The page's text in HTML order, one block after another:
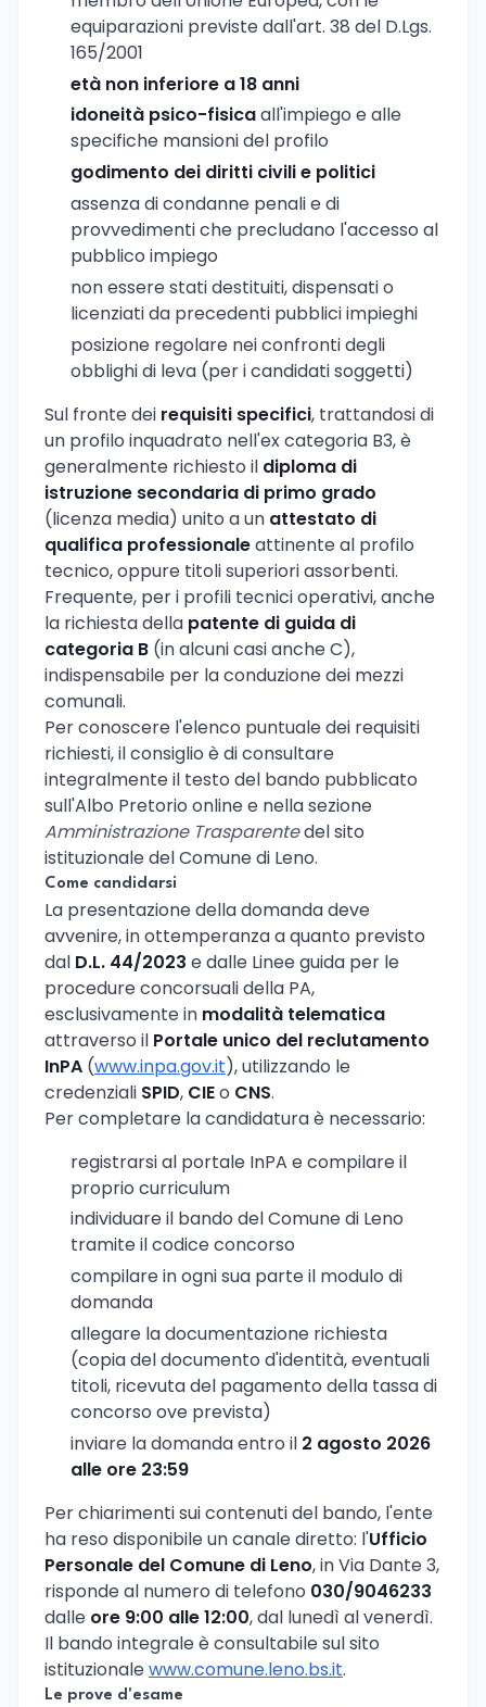
equiparazioni previste dall'art. 38 del D.Lgs.
165/2001
età non inferiore a 18 anni
idoneità psico-fisicaall'impiego e alle
specifiche mansioni del profilo
godimento dei diritti civili e politici
assenza di condanne penali e di
provvedimenti che precludano l'accesso al
pubblico impiego
non essere stati destituiti, dispensati o
licenziati da precedenti pubblici impieghi
posizione regolare nei confronti degli
obblighi di leva (per i candidati soggetti)
Sul fronte dei requisiti specifici, trattandosi di
un profilo inquadrato nell'ex categoria B3, è
generalmente richiesto il diploma di
istruzione secondaria di primo grado
(licenza media) unito a un attestato di
qualifica professionaleattinente al profilo
tecnico, oppure titoli superiori assorbenti.
Frequente, per i profili tecnici operativi, anche
la richiesta della patente di guida di
categoria B (in alcuni casi anche C),
indispensabile per la conduzione dei mezzi
comunali.
Per conoscere l'elenco puntuale dei requisiti
richiesti, il consiglio è di consultare
integralmente il testo del bando pubblicato
sull'Albo Pretorio online e nella sezione
Amministrazione Trasparentedel sito
istituzionale del Comune di Leno.
Come candidarsi
La presentazione della domanda deve
avvenire, in ottemperanza a quanto previsto
dal D.L. 44/2023 e dalle Linee guida per le
procedure concorsuali della PA,
esclusivamente in modalità telematica
attraverso il Portale unico del reclutamento
InPA (www.inpa.gov.it), utilizzando le
credenziali SPID, CIEo CNS.
Per completare la candidatura è necessario:
registrarsi al portale InPA e compilare il
proprio curriculum
individuare il bando del Comune di Leno
tramite il codice concorso
compilare in ogni sua parte il modulo di
domanda
allegare la documentazione richiesta
(copia del documento d'identità, eventuali
titoli, ricevuta del pagamento della tassa di
concorso ove prevista)
inviare la domanda entro il 2 agosto 2026
alle ore 23:59
Per chiarimenti sui contenuti del bando, l'ente
ha reso disponibile un canale diretto: l'Ufficio
Personale del Comune di Leno, in Via Dante 3,
risponde al numero di telefono 030/9046233
dalle ore 9:00 alle 12:00, dal lunedì al venerdì.
Il bando integrale è consultabile sul sito
istituzionalewww.comune.leno.bs.it.
Le prove d'esame